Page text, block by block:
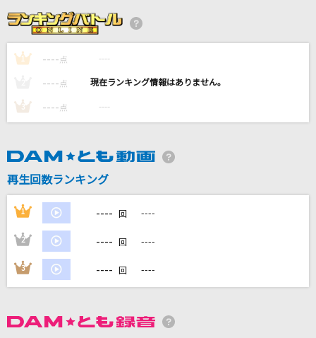
ヤングアダルト
「ひとりで生きられそう」って それってねえ、
褒めているの?
Juice=Juice
EXILE
銀色の空
redballoon
DAMの新曲・ランキングなど
1 ---- 点 ----
---- 点 ----
3 ---- 点 ----
再生回数ランキング
1 ---- 回 ----
2 ---- 回 ----
3 ---- 回 ----